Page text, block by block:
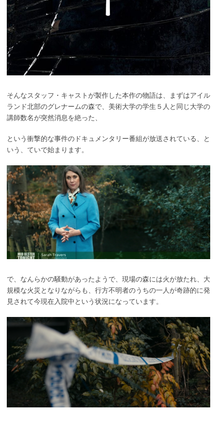
そんなスタッフ・キャストが製作した本作の物語は、まずはアイル
ランド北部のグレナームの森で、美術大学の学生５人と同じ大学の
講師数名が突然消息を絶った、
という衝撃的な事件のドキュメンタリー番組が放送されている、と
いう、ていで始まります。
で、なんらかの騒動があったようで、現場の森には火が放たれ、大
規模な火災となりながらも、行方不明者のうちの一人が奇跡的に発
見されて今現在入院中という状況になっています。